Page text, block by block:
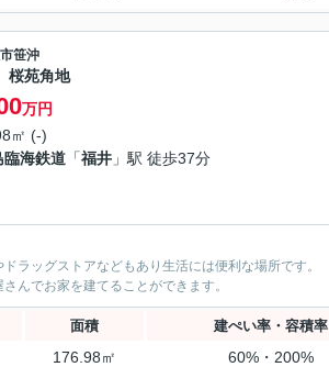
笹沖
苑角地
万円
㎡ (-)
臨海鉄道 「福井 」駅 徒歩37分
ラッグストアなどもあり生活には便利な場所です。
んでお家を建てることができます。
面積 建ぺい率・容積率
176.98㎡ 60%・200%